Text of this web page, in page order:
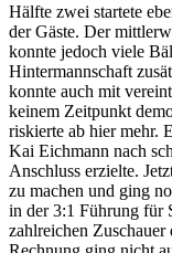
Hälfte zwei startete
der Gäste. Der
konnte jedoch viele
Hintermannschaft
konnte auch mit
keinem Zeitpunkt
riskierte ab hier mehr.
Kai Eichmann nach
Anschluss erzielte.
zu machen und ging
in der 3:1 Führung für
zahlreichen Zuschauer